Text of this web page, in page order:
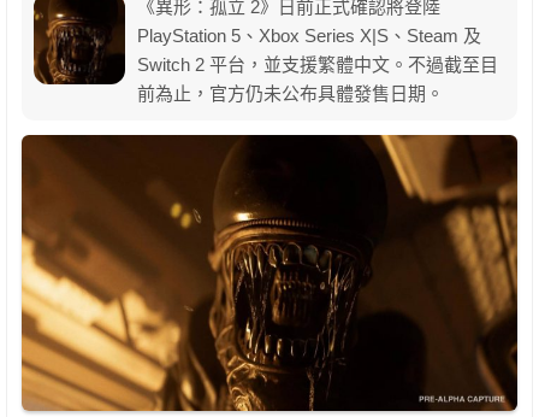
《異形：孤立 2》日前正式確認將登陸
PlayStation 5、Xbox Series X|S、Steam 及
Switch 2 平台，並支援繁體中文。不過截至目
前為止，官方仍未公布具體發售日期。